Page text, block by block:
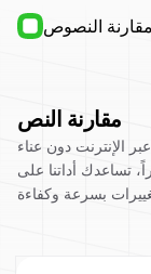
مقارنة النصوص
مقارنة النص
الإنترنت دون عناء
تساعدك أداتنا على